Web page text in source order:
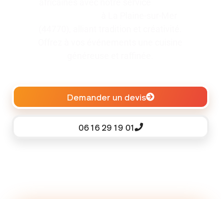
Demander un devis
06 16 29 19 01